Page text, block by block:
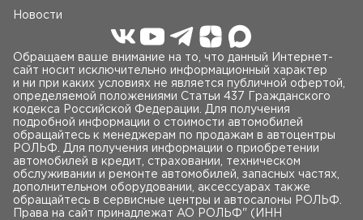
Новости
Обращаем ваше внимание на то, что данный Интернет-
сайт носит исключительно информационный характер
и ни при каких условиях не является публичной офертой,
определяемой положениями Статьи 437 Гражданского
кодекса Российской Федерации. Для получения
подробной информации о стоимости автомобилей
обращайтесь к менеджерам по продажам в автоцентры
РОЛЬФ. Для получения информации о приобретении
автомобилей в кредит, страховании, техническом
обслуживании и ремонте автомобилей, запасных частях,
дополнительном оборудовании, аксессуарах также
обращайтесь в сервисные центры и автосалоны РОЛЬФ.
Права на сайт принадлежат AO РОЛЬФ" (ИНН